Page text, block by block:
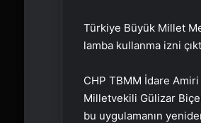
Türkiye Büyük Millet
lamba kullanma izni
CHP TBMM İdare
Milletvekili Gülizar Biçer
bu uygulamanın